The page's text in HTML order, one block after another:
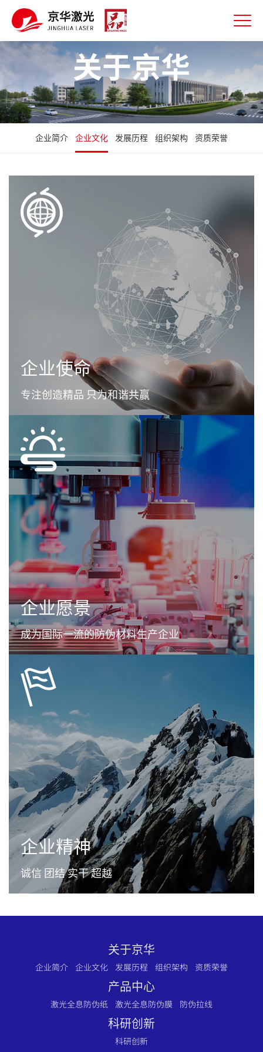
关于京华
企业简介 企业文化 发展历程 组织架构 资质荣誉
企业使命
专注创造精品 只为和谐共赢
企业愿景
成为国际一流的防伪材料生产企业
企业精神
诚信 团结 实干 超越
关于京华
企业简介 企业文化 发展历程 组织架构
资质荣誉
产品中心
激光全息防伪纸 激光全息防伪膜
防伪拉线
科研创新
科研创新